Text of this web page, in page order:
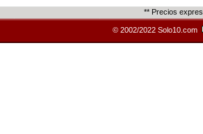
** Precios
© 2002/2022 Solo10.com